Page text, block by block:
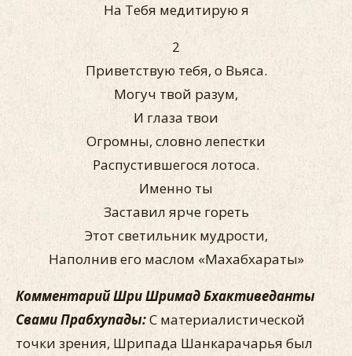
На Тебя медитирую я
2
Приветствую тебя, о Вьяса.
Могуч твой разум,
И глаза твои
Огромны, словно лепестки
Распустившегося лотоса.
Именно ты
Заставил ярче гореть
Этот светильник мудрости,
Наполнив его маслом «Махабхараты»
Комментарий Шри Шримад Бхактиведанты
Свами Прабхупады:С материалистической
точки зрения, Шрипада Шанкарачарья был